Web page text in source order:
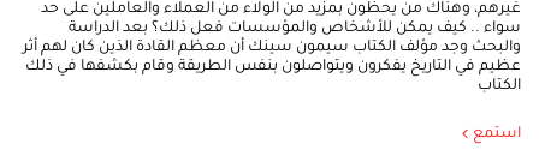
غيرهم، وهناك من يحظون بمزيد من الولاء من العملاء والعاملين على حد
سواء .. كيف يمكن للأشخاص والمؤسسات فعل ذلك؟ بعد الدراسة
والبحث وجد مؤلف الكتاب سيمون سينك أن معظم القادة الذين كان لهم أثر
عظيم في التاريخ يفكرون ويتواصلون بنفس الطريقة وقام بكشفها في ذلك
الكتاب
استمع